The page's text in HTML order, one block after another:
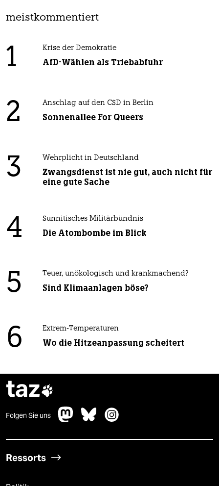
meistkommentiert
1 Krise der Demokratie
AfD-Wählen als Triebabfuhr
2 Anschlag auf den CSD in Berlin
Sonnenallee For Queers
3 Wehrplicht in Deutschland
Zwangsdienst ist nie gut, auch nicht für
eine gute Sache
4 Sunnitisches Militärbündnis
Die Atombombe im Blick
5 Teuer, unökologisch und krankmachend?
Sind Klimaanlagen böse?
6 Extrem-Temperaturen
Wo die Hitzeanpassung scheitert
taz
Folgen Sie uns
Ressorts